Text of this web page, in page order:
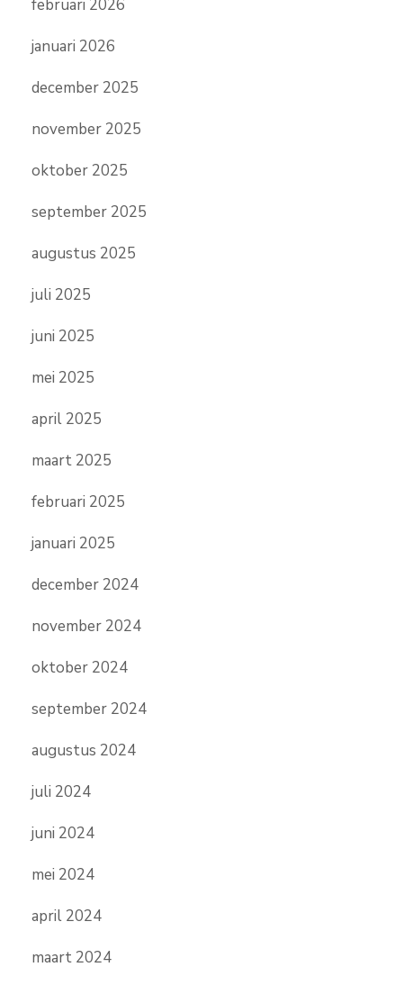
februari 2026
januari 2026
december 2025
november 2025
oktober 2025
september 2025
augustus 2025
juli 2025
juni 2025
mei 2025
april 2025
maart 2025
februari 2025
januari 2025
december 2024
november 2024
oktober 2024
september 2024
augustus 2024
juli 2024
juni 2024
mei 2024
april 2024
maart 2024